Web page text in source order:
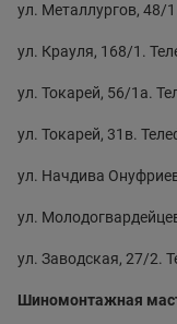
ул. Металлургов, 48/
ул. Крауля, 168/1.
ул. Токарей, 56/1а.
ул. Токарей, 31в.
ул. Начдива
ул.
ул. Заводская, 27/2.
Шиномонтажная